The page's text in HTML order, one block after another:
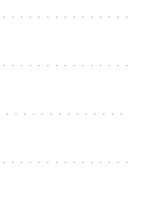
. . . . . . . . . . . . .
. . . . . . . . . . . . .
. . . . . . . . . . . .
. . . . . . . . . . . . .